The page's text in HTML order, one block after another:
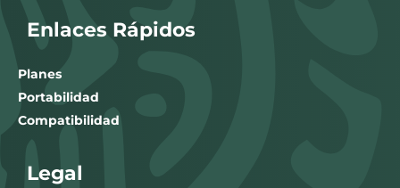
Enlaces Rápidos
Planes
Portabilidad
Compatibilidad
Legal